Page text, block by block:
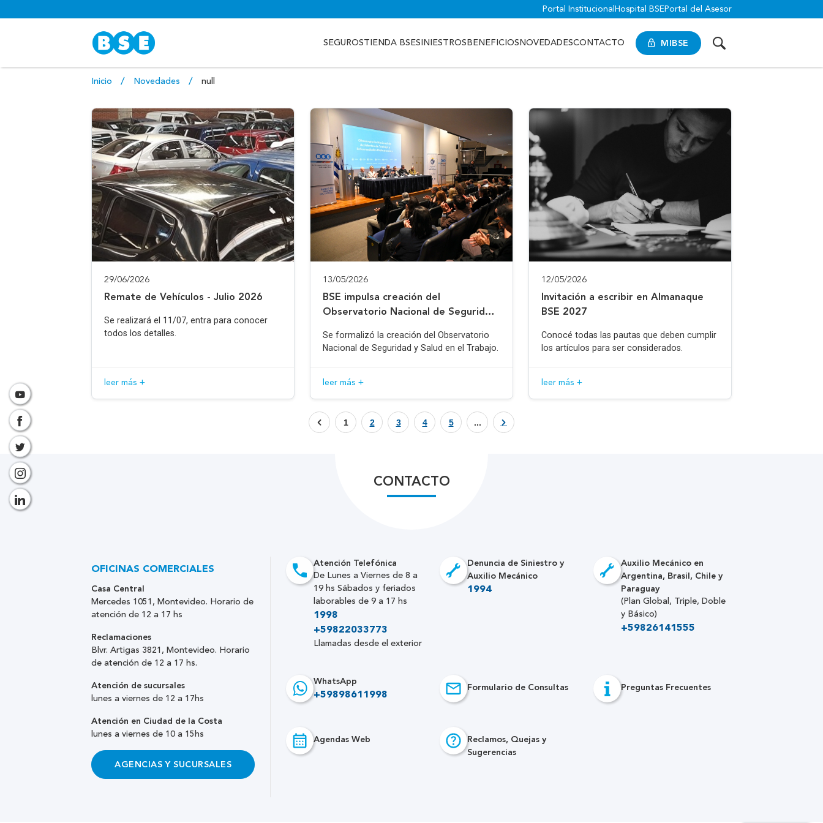
Portal Institucional Hospital BSE Portal del Asesor
MIBSE
SEGUROSTIENDA BSESINIESTROS BENEFICIOS NOVEDADESCONTACTO
Inicio Novedades null
29/06/2026
Remate de Vehículos - Julio 2026
Se realizará el 11/07, entra para conocer
todos los detalles.
leer más +
13/05/2026
BSE impulsa creación del
Observatorio Nacional de Seguridad
Se formalizó la creación del Observatorio
Nacional de Seguridad y Salud en el Trabajo.
leer más +
12/05/2026
Invitación a escribir en Almanaque
BSE 2027
Conocé todas las pautas que deben cumplir
los artículos para ser considerados.
leer más +
1 2 3 4 5 ...
CONTACTO
Atención Telefónica
De Lunes a Viernes de 8 a
19 hs Sábados y feriados
laborables de 9 a 17 hs
1998
+59822033773
Llamadas desde el exterior
Denuncia de Siniestro y
Auxilio Mecánico
1994
Auxilio Mecánico en
Argentina, Brasil, Chile y
Paraguay
(Plan Global, Triple, Doble
y Básico)
+59826141555
WhatsApp
+59898611998
Formulario de Consultas Preguntas Frecuentes
Agendas Web
Reclamos, Quejas y
Sugerencias
OFICINAS COMERCIALES
Casa Central
Mercedes 1051, Montevideo. Horario de
atención de 12 a 17 hs
Reclamaciones
Blvr. Artigas 3821, Montevideo. Horario
de atención de 12 a 17 hs.
Atención de sucursales
lunes a viernes de 12 a 17hs
Atención en Ciudad de la Costa
lunes a viernes de 10 a 15hs
AGENCIAS Y SUCURSALES